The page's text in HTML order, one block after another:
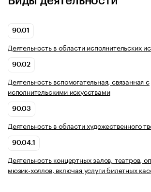
90.01
Деятельность в области исполнительских
90.02
Деятельность вспомогательная, связанная с
исполнительскими искусствами
90.03
Деятельность в области художественного
90.04.1
Деятельность концертных залов, театров,
мюзик-холлов, включая услуги билетных